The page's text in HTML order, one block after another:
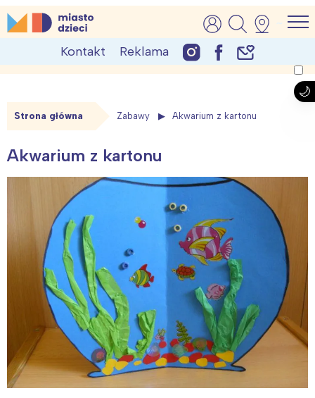
Skip
to
MiastoDzieci.pl
atrakcje dla dzieci, wydarzenia, imprezy rodzinne
Kontakt Reklama
Strona główna Zabawy Akwarium z kartonu
Akwarium z kartonu